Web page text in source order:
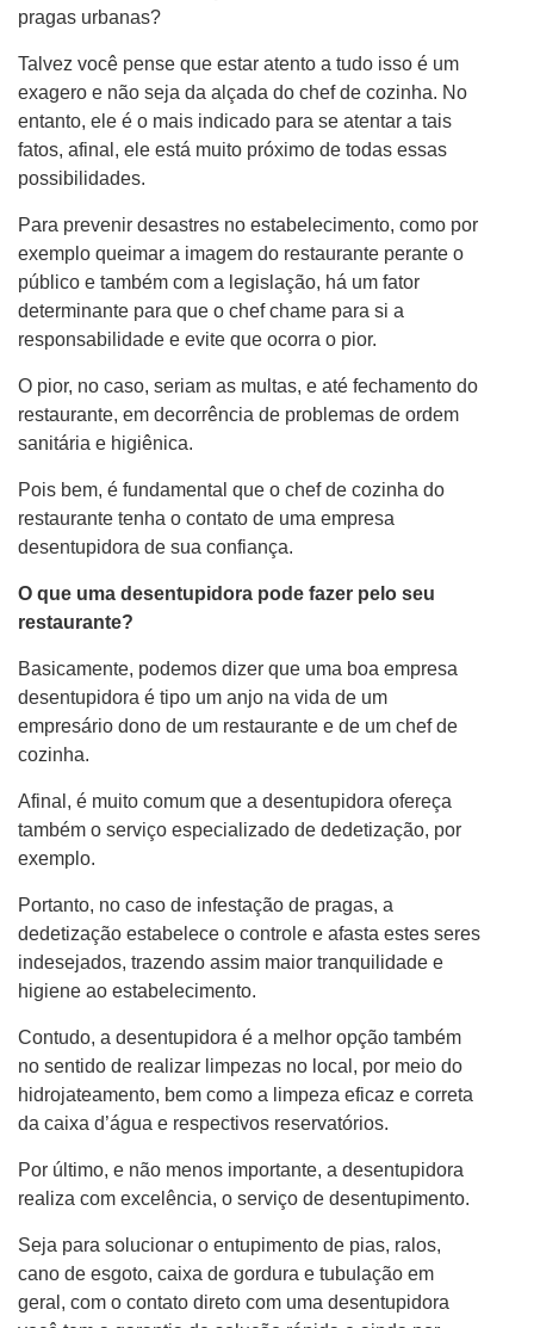
pragas urbanas?
Talvez você pense que estar atento a tudo isso é um
exagero e não seja da alçada do chef de cozinha. No
entanto, ele é o mais indicado para se atentar a tais
fatos, afinal, ele está muito próximo de todas essas
possibilidades.
Para prevenir desastres no estabelecimento, como por
exemplo queimar a imagem do restaurante perante o
público e também com a legislação, há um fator
determinante para que o chef chame para si a
responsabilidade e evite que ocorra o pior.
O pior, no caso, seriam as multas, e até fechamento do
restaurante, em decorrência de problemas de ordem
sanitária e higiênica.
Pois bem, é fundamental que o chef de cozinha do
restaurante tenha o contato de uma empresa
desentupidora de sua confiança.
O que uma desentupidora pode fazer pelo seu
restaurante?
Basicamente, podemos dizer que uma boa empresa
desentupidora é tipo um anjo na vida de um
empresário dono de um restaurante e de um chef de
cozinha.
Afinal, é muito comum que a desentupidora ofereça
também o serviço especializado de dedetização, por
exemplo.
Portanto, no caso de infestação de pragas, a
dedetização estabelece o controle e afasta estes seres
indesejados, trazendo assim maior tranquilidade e
higiene ao estabelecimento.
Contudo, a desentupidora é a melhor opção também
no sentido de realizar limpezas no local, por meio do
hidrojateamento, bem como a limpeza eficaz e correta
da caixa d’água e respectivos reservatórios.
Por último, e não menos importante, a desentupidora
realiza com excelência, o serviço de desentupimento.
Seja para solucionar o entupimento de pias, ralos,
cano de esgoto, caixa de gordura e tubulação em
geral, com o contato direto com uma desentupidora